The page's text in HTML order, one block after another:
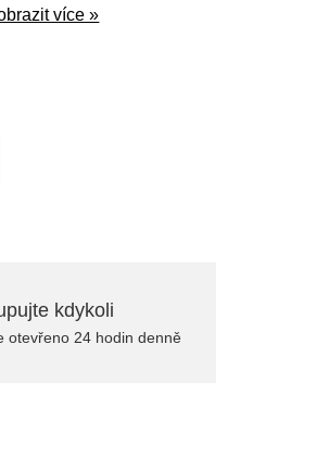
více »
kdykoli
otevřeno 24 hodin denně